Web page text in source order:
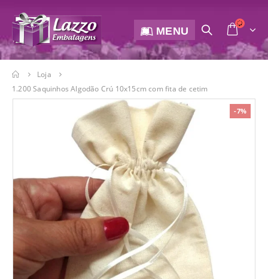
MENU
Loja
1.200 Saquinhos Algodão Crú 10x15cm com fita de cetim
-7%